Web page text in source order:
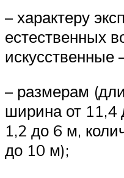
– характеру
естественных
искусственные
– размерам
ширина от 11,4
1,2 до 6 м,
до 10 м);